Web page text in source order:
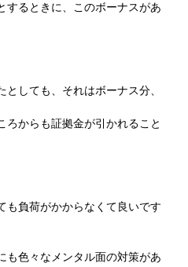
するときに、このボーナスがあ
しても、それはボーナス分、
ろからも証拠⾦が引かれること
も負荷がかからなくて良いです
も⾊々なメンタル⾯の対策があ